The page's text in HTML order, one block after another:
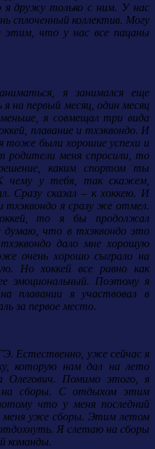
я дружу только с ним. У нас
сплоченный коллектив. Могу
этим, что у нас все пацаны
я занимался еще
на первый месяц, один месяц
я совмещал три вида
плавание и тхэквондо. И
тоже были хорошие успехи и
меня спросили, то
каким спортом ты
чему у тебя, так скажем,
Сразу сказал – к хоккею. И
тхэквондо я сразу же отмел.
то я бы продолжал
думаю, что в тхэквондо это
дало мне хорошую
очень хорошо сыграло на
Но хоккей все равно как
эмоциональный. Поэтому я
плавании я участвовал в
за первое место.
Естественно, уже сейчас я
которую нам дал на лето
Помимо этого, я
на сборы. С отдыхом этим
что у меня последний
меня уже сборы. Этим летом
Я слетаю на сборы
команды.